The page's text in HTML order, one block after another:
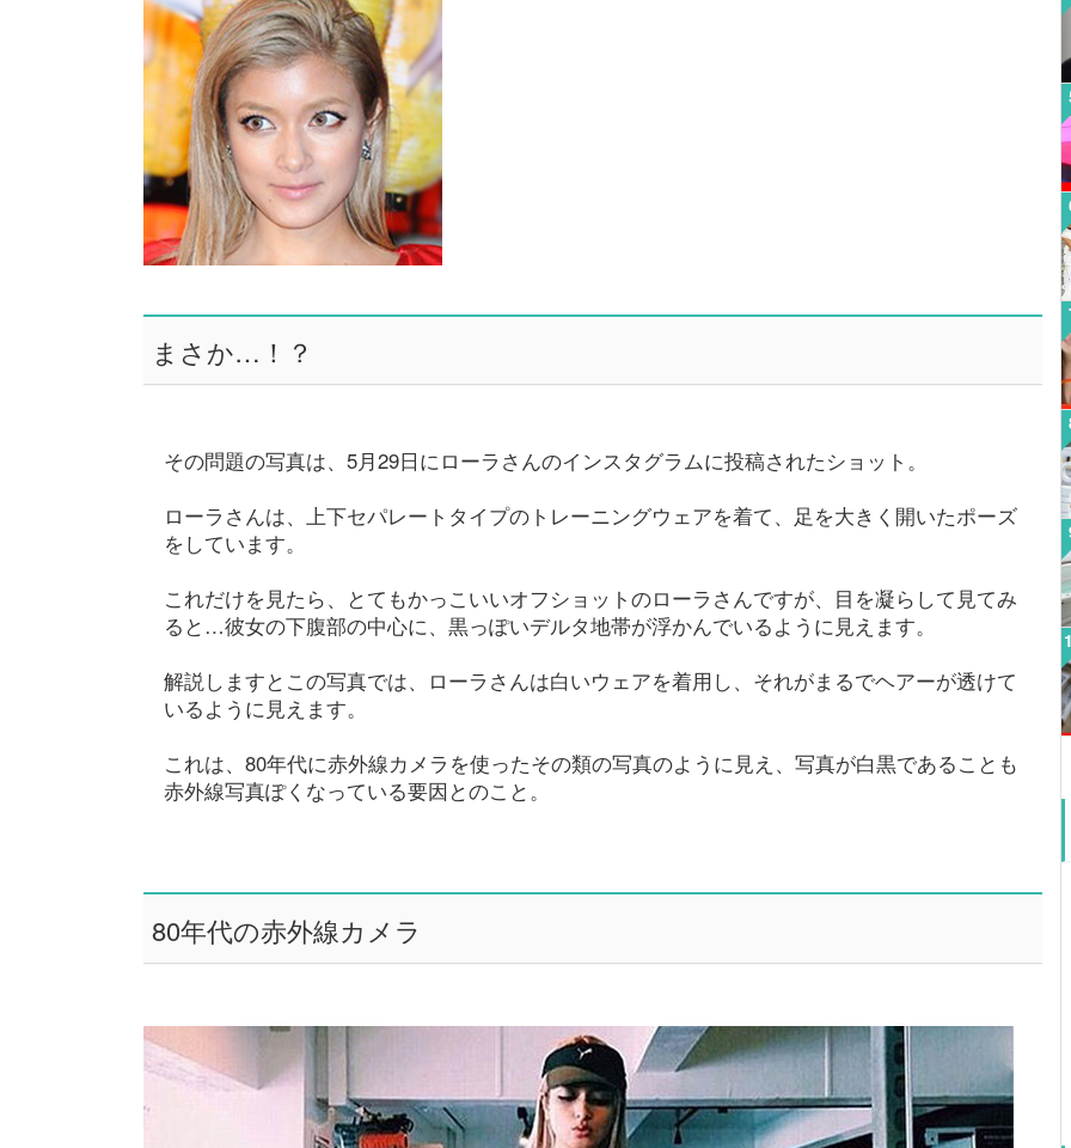
まさか…！？
その問題の写真は、5月29日にローラさんのインスタグラムに投稿されたショット。
ローラさんは、上下セパレートタイプのトレーニングウェアを着て、足を大きく開いたポーズ
をしています。
これだけを見たら、とてもかっこいいオフショットのローラさんですが、目を凝らして見てみ
ると…彼女の下腹部の中心に、黒っぽいデルタ地帯が浮かんでいるように見えます。
解説しますとこの写真では、ローラさんは白いウェアを着用し、それがまるでヘアーが透けて
いるように見えます。
これは、80年代に赤外線カメラを使ったその類の写真のように見え、写真が白黒であることも
赤外線写真ぽくなっている要因とのこと。
80年代の赤外線カメラ